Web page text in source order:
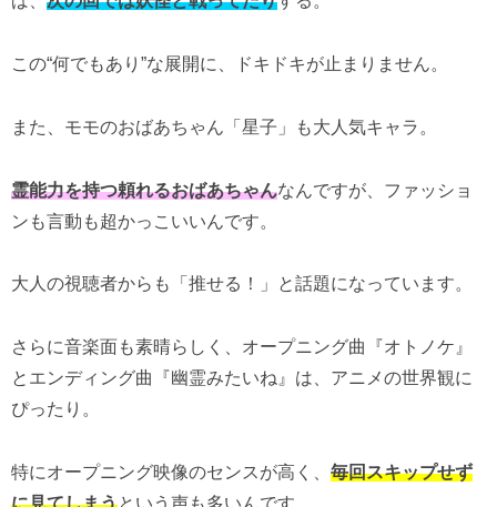
この“何でもあり”な展開に、ドキドキが止まりません。
また、モモのおばあちゃん「星子」も大人気キャラ。
霊能力を持つ頼れるおばあちゃんなんですが、ファッショ
ンも言動も超かっこいいんです。
大人の視聴者からも「推せる！」と話題になっています。
さらに音楽面も素晴らしく、オープニング曲『オトノケ』
とエンディング曲『幽霊みたいね』は、アニメの世界観に
ぴったり。
特にオープニング映像のセンスが高く、 毎回スキップせず
に見てしまうという声も多いんです。